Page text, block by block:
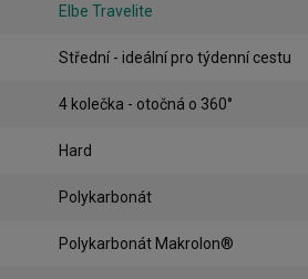
Elbe Travelite
Střední - ideální pro týdenní cestu
4 kolečka - otočná o 360°
Hard
Polykarbonát
Polykarbonát Makrolon®